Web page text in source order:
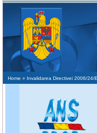
Home » Invalidarea Directivei 2006/24/